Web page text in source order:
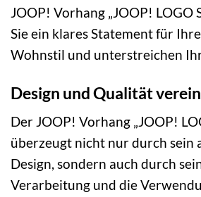
JOOP! Vorhang „JOOP! LOGO
Sie ein klares Statement für
Wohnstil und unterstreichen
Design und Qualität
Der JOOP! Vorhang „JOOP!
überzeugt nicht nur durch sein
Design, sondern auch durch
Verarbeitung und die